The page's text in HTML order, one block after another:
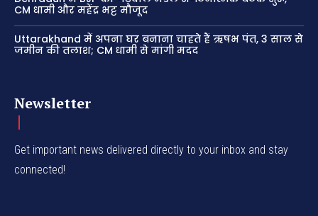
CM धामी और महेंद्र भट्ट मौजूद
Uttarakhand में अपना घर बनाना चाहते हैं ऋषभ पंत, 3 साल से
जमीन की तलाश; CM धामी से मांगी मदद
Newsletter
Get important news delivered directly to your inbox and stay
connected!